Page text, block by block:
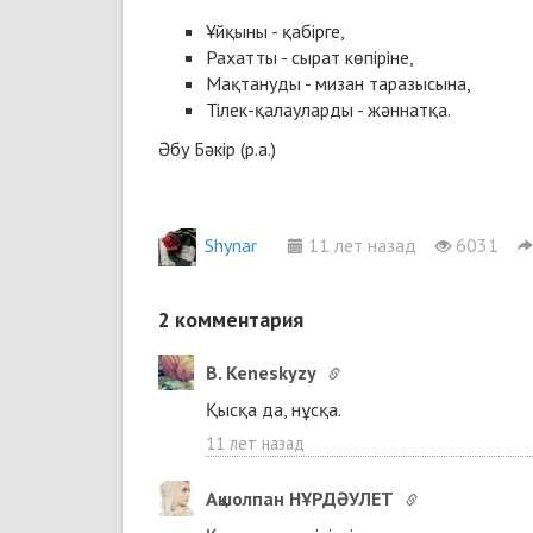
Ұйқыны - қабірге,
Рахатты - сырат көпіріне,
Мақтануды - мизан таразысына,
Тілек-қалауларды - жәннатқа.
Әбу Бәкір (р.а.)
Shynar 11 лет назад 6031
2 комментария
B. Keneskyzy
Қысқа да, нұсқа.
11 лет назад
Ақшолпан НҰРДӘУЛЕТ